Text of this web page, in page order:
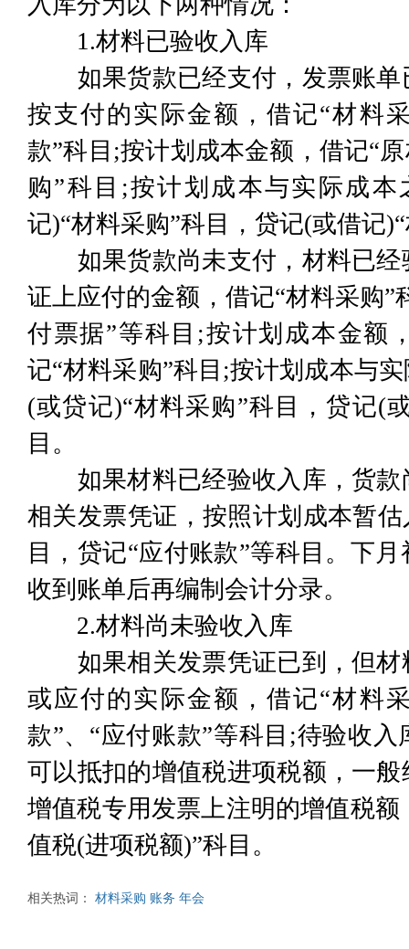
1.材料已验收入库
如果货款已经支付，发票账单
按支付的实际金额，借记“材料
款”科目;按计划成本金额，借记“
购”科目;按计划成本与实际成
记)“材料采购”科目，贷记(或借记
如果货款尚未支付，材料已经
证上应付的金额，借记“材料采购”
付票据”等科目;按计划成本金额
记“材料采购”科目;按计划成本与
(或贷记)“材料采购”科目，贷记(
目。
如果材料已经验收入库，货款
相关发票凭证，按照计划成本暂
目，贷记“应付账款”等科目。下
收到账单后再编制会计分录。
2.材料尚未验收入库
如果相关发票凭证已到，但材
或应付的实际金额，借记“材料
款”、“应付账款”等科目;待验收
可以抵扣的增值税进项税额，一
增值税专用发票上注明的增值税
值税(进项税额)”科目。
相关热词： 材料采购 账务 年会